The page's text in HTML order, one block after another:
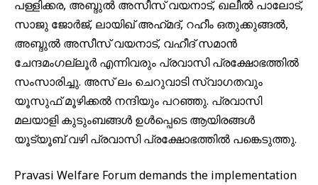
പള്ളിക്കര, അബ്ദുൽ അസീസ് വയനാട്​, ഖലീൽ പാലോട്,
സാജു ജോർജ്, ലായിഖ് അഹ്‌മദ്​, റഹീം ഒതുക്കുങ്ങൽ,
അബ്ദുൽ അസീസ്‌ വയനാട്, വഹീദ് സമാൻ
ചേന്ദമംഗല്ലൂർ എന്നിവരും പ്രവാസി പ്രക്ഷോഭത്തിൽ
സംസാരിച്ചു. അസ് ലം ചെറുവാടി സ്വാഗതവും
യൂസുഫ് മൂഴിക്കൽ നന്ദിയും പറഞ്ഞു. പ്രവാസി
മലയാളി കുടുംബങ്ങൾ ഉൾപ്പെടെ ആയിരങ്ങൾ
യൂട്യൂബ് വഴി പ്രവാസി പ്രക്ഷോഭത്തിൽ പങ്കെടുത്തു.
Pravasi Welfare Forum demands the implementation